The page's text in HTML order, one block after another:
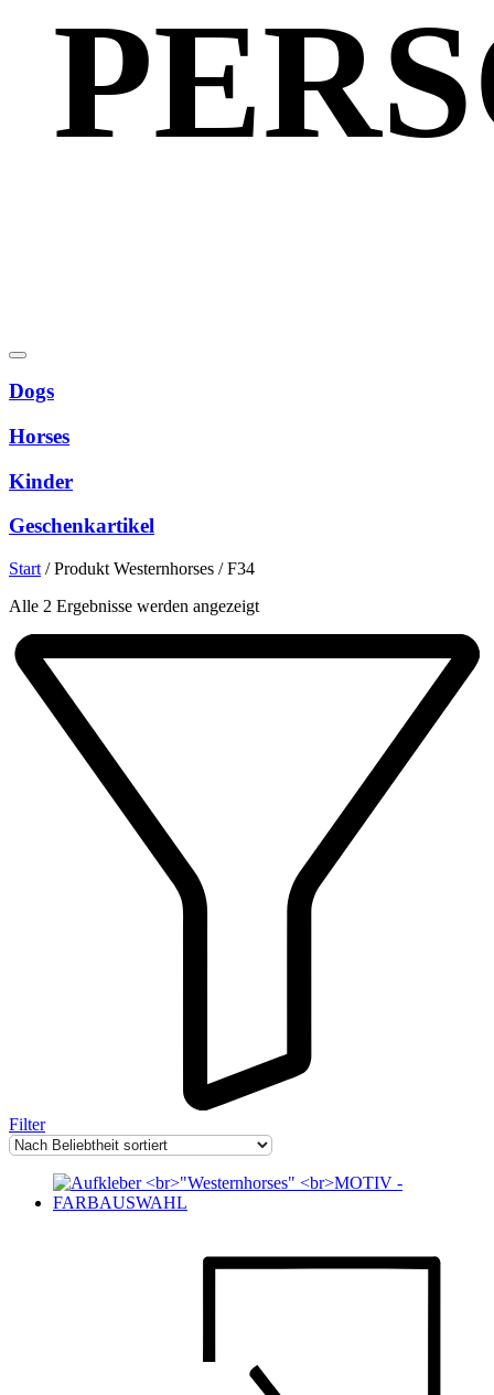
Dogs
Horses
Kinder
Geschenkartikel
Start /Produkt Westernhorses /F34
Alle 2 Ergebnisse werden angezeigtNach
Filter